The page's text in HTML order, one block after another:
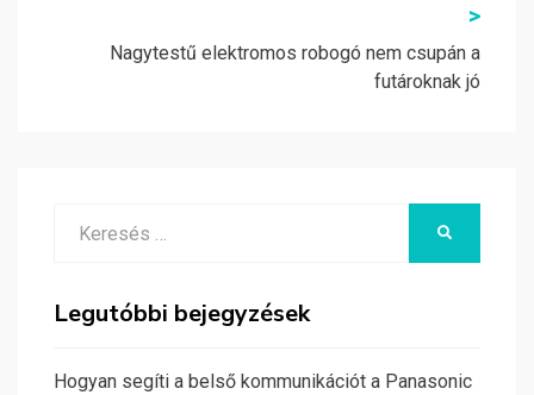
>
Nagytestű elektromos robogó nem csupán a
futároknak jó
Legutóbbi bejegyzések
Hogyan segíti a belső kommunikációt a Panasonic